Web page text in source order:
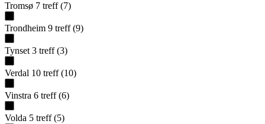
Tromsø 7 treff (7)
Trondheim 9 treff (9)
Tynset 3 treff (3)
Verdal 10 treff (10)
Vinstra 6 treff (6)
Volda 5 treff (5)